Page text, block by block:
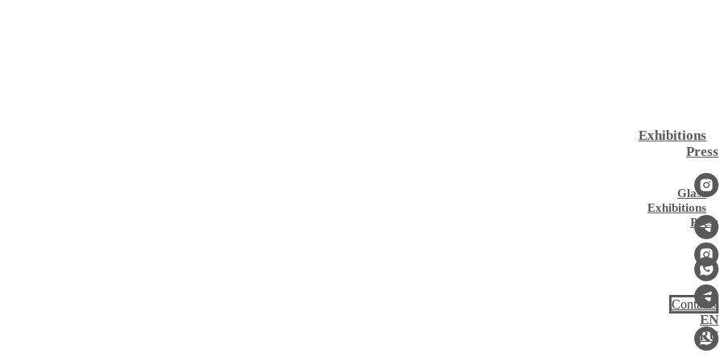
Exhibitions
Press
Contacts
EN
RU
Glass
Exhibitions
Press